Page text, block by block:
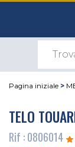
Pagina iniziale >
TELO
Rif : 0806014